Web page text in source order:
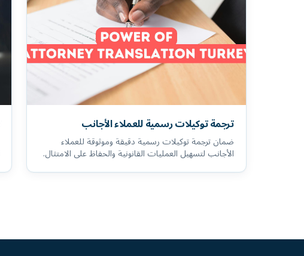
ترجمة توكيلات رسمية للعملاء الأجانب
ضمان ترجمة توكيلات رسمية دقيقة وموثوقة للعملاء
الأجانب لتسهيل العمليات القانونية والحفاظ على الامتثال.